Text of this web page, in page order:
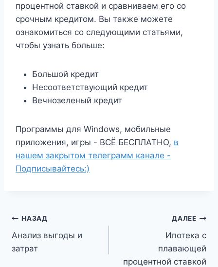
процентной ставкой и сравниваем его со
срочным кредитом. Вы также можете
ознакомиться со следующими статьями,
чтобы узнать больше:
Большой кредит
Несоответствующий кредит
Вечнозеленый кредит
Программы для Windows, мобильные
приложения, игры - ВСЁ БЕСПЛАТНО, в
нашем закрытом телеграмм канале -
Подписывайтесь:)
Навигация
по
НАЗАД
Анализ выгоды и
затрат
ДАЛЕЕ
Ипотека с
плавающей
процентной ставкой